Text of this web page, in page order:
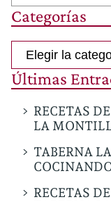
Categorías
Categorías
Últimas
RECETAS
LA
TABERNA
RECETAS